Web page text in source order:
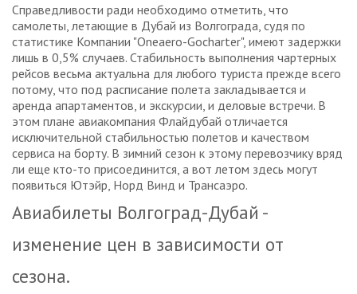
Справедливости ради необходимо отметить, что
самолеты, летающие в Дубай из Волгограда, судя по
статистике Компании "Oneaero-Gocharter", имеют задержки
лишь в 0,5% случаев. Стабильность выполнения чартерных
рейсов весьма актуальна для любого туриста прежде всего
потому, что под расписание полета закладывается и
аренда апартаментов, и экскурсии, и деловые встречи. В
этом плане авиакомпания Флайдубай отличается
исключительной стабильностью полетов и качеством
сервиса на борту. В зимний сезон к этому перевозчику вряд
ли еще кто-то присоединится, а вот летом здесь могут
появиться Ютэйр, Норд Винд и Трансаэро.
Авиабилеты Волгоград-Дубай -
изменение цен в зависимости от
сезона.